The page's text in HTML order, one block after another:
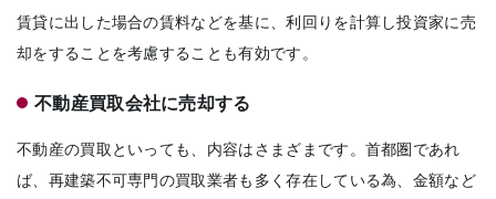
賃貸に出した場合の賃料などを基に、利回りを計算し投資家に売
却をすることを考慮することも有効です。
不動産買取会社に売却する
不動産の買取といっても、内容はさまざまです。首都圏であれ
ば、再建築不可専門の買取業者も多く存在している為、金額など